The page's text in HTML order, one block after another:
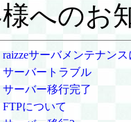
へのお
raizzeサーバメンテナン
サーバートラブル
サーバー移行完了
FTPについて